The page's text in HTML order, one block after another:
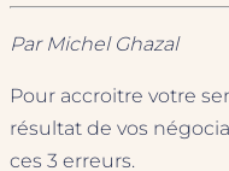
Par Michel Ghazal
Pour accroitre votre
résultat de vos
ces 3 erreurs.